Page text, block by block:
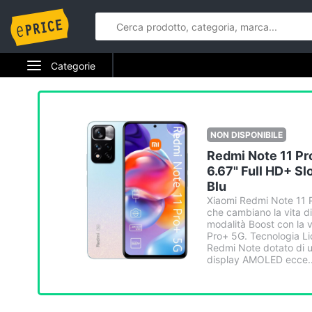
Categorie
Elettrodomestici
Informatica
Telefonia
Tv e Home Cinema
Videogiochi
NON DISPONIBILE
Redmi Note 11
6.67" Full HD+
Blu
Xiaomi Redmi Note
che cambiano la vita
modalità Boost con la
Pro+ 5G. Tecnologia
Redmi Note dotato di
display AMOLED